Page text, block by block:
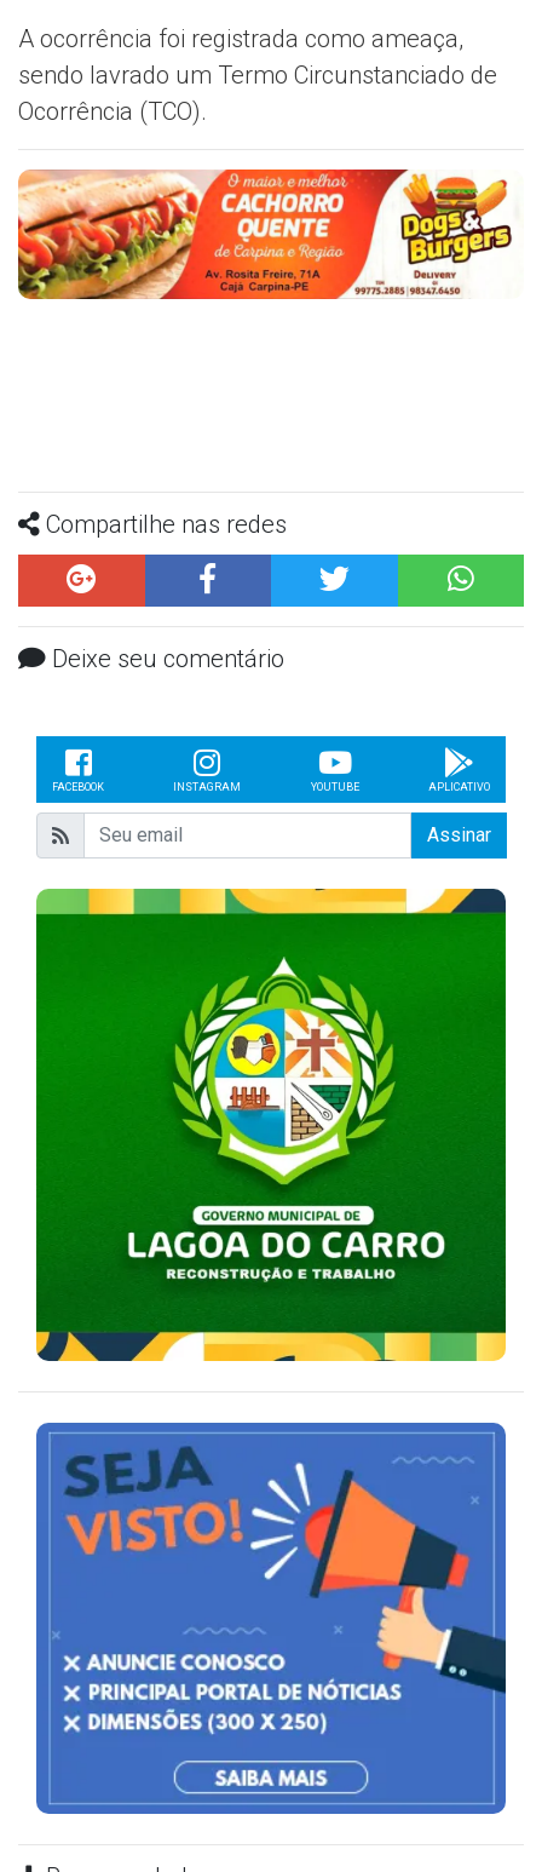
A ocorrência foi registrada como ameaça,
sendo lavrado um Termo Circunstanciado de
Ocorrência (TCO).
Compartilhe nas redes
Deixe seu comentário
FACEBOOK INSTAGRAM YOUTUBE APLICATIVO
Assinar